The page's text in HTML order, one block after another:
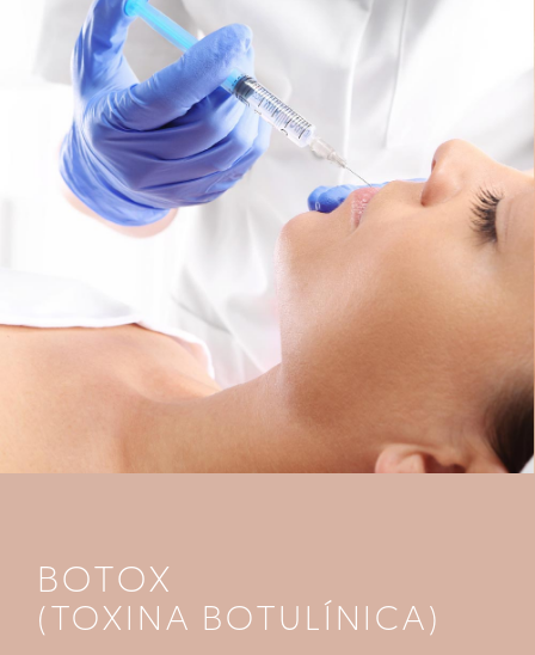
BOTOX
(TOXINA BOTULÍNICA)